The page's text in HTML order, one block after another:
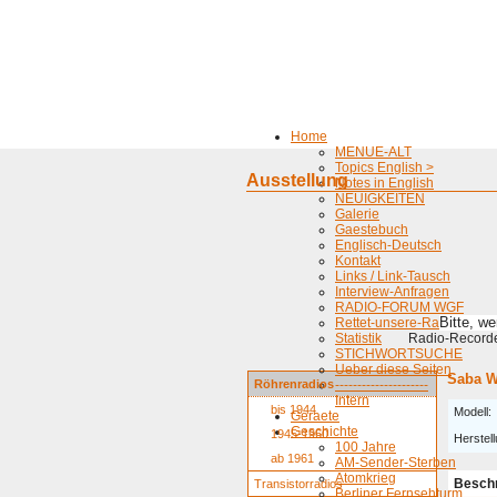
Home
MENUE-ALT
Topics English >
Notes in English
NEUIGKEITEN
Galerie
Gaestebuch
Englisch-Deutsch
Kontakt
Links / Link-Tausch
Interview-Anfragen
RADIO-FORUM WGF
Rettet-unsere-Radios
Statistik
STICHWORTSUCHE
Ueber diese Seiten
---------------------
Intern
Geraete
Geschichte
100 Jahre
AM-Sender-Sterben
Atomkrieg
Berliner Fernsehturm
Ausstellung
Bitte,
Radio-
Röhrenradios
bis 1944
1945-1960
ab 1961
Transistorradios
Saba
Modell: